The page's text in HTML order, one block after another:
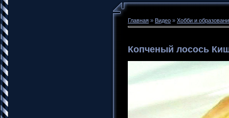
Главная » Видео » Хобби и
Копченый лосось